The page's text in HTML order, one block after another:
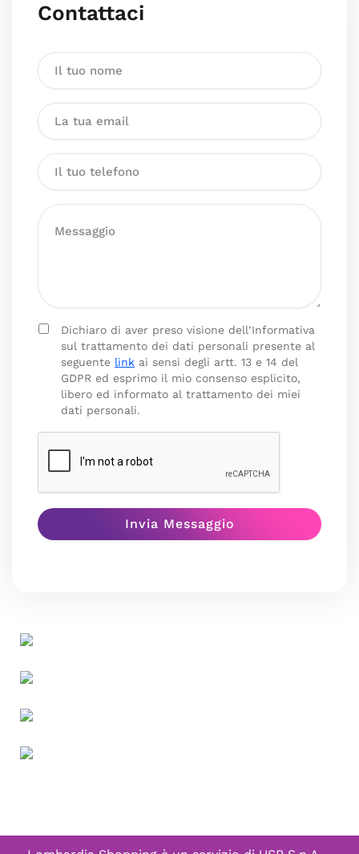
Contattaci
Dichiaro di aver preso visione dell’Informativa
sul trattamento dei dati personali presente al
seguente link ai sensi degli artt. 13 e 14 del
GDPR ed esprimo il mio consenso esplicito,
libero ed informato al trattamento dei miei
dati personali.